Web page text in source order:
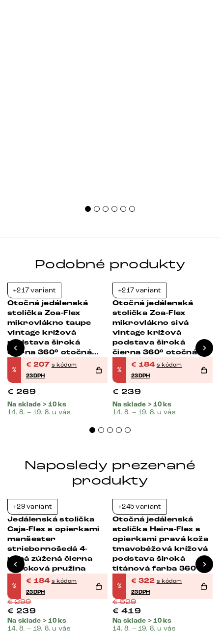
Podobné produkty
+217 variant
Otočná jedálenská
stolička Zoa-Flex
mikrovlákno taupe
vintage krížová
podstava široká
čierna 360° otočná
hojdacia funkcia
vrecková pružina
%
€ 207 s kódom
23DPH
€ 269
Na sklade > 10 ks
14. 8. – 19. 8. u vás
+217 variant
Otočná jedálenská
stolička Zoa-Flex
mikrovlákno sivá
vintage krížová
podstava široká
čierna 360° otočná
hojdacia funkcia
vrecková pružina
%
€ 184 s kódom
23DPH
€ 239
Na sklade > 10 ks
14. 8. – 19. 8. u vás
Naposledy prezerané
produkty
+29 variant
Jedálenská stolička
Caja-Flex s opierkami
manšester
striebornošedá 4-
nohá zúžená čierna
vrecková pružina
%
€ 184 s kódom
23DPH
€299
€ 239
Na sklade > 10 ks
14. 8. – 19. 8. u vás
+245 variant
Otočná jedálenská
stolička Heira-Flex s
opierkami pravá koža
tmavobéžová krížová
podstava široká
titánová farba 360°
otočná vrecková
pružina
%
€ 322 s kódom
23DPH
€529
€ 419
Na sklade > 10 ks
14. 8. – 19. 8. u vás